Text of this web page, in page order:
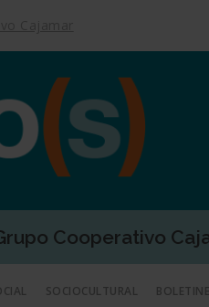
Cooperativo
SOCIOCULTURAL